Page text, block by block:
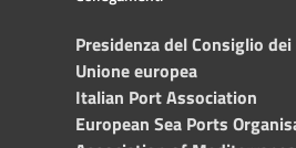
Presidenza del Consiglio
Unione europea
Italian Port Association
European Sea Ports